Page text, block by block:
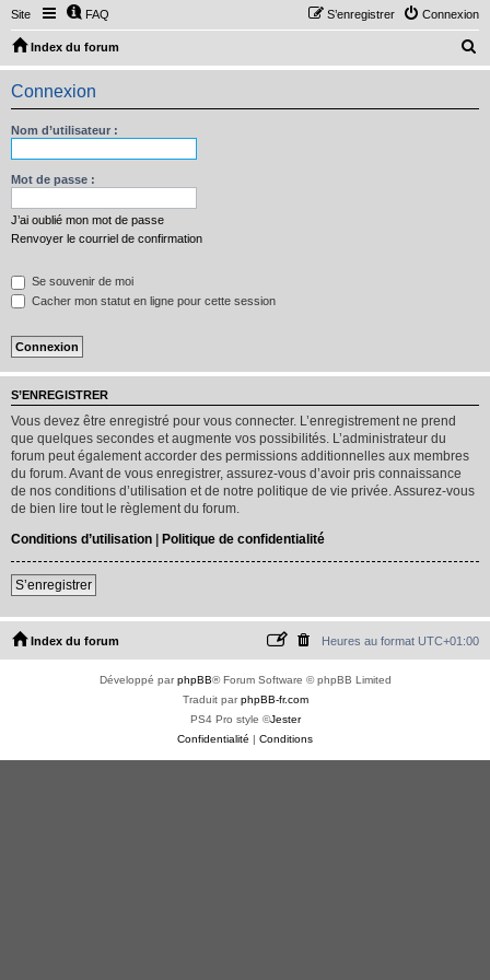
Site FAQ Connexion
S’enregistrer
Index du forum
e
Connexion
Nom d’utilisateur :
Mot de passe :
J’ai oublié mon mot de passe
Renvoyer le courriel de confirmation
Se souvenir de moi
Cacher mon statut en ligne pour cette session
S’ENREGISTRER
Vous devez être enregistré pour vous connecter. L’enregistrement ne prend
que quelques secondes et augmente vos possibilités. L’administrateur du
forum peut également accorder des permissions additionnelles aux membres
du forum. Avant de vous enregistrer, assurez-vous d’avoir pris connaissance
de nos conditions d’utilisation et de notre politique de vie privée. Assurez-vous
de bien lire tout le règlement du forum.
Conditions d’utilisation | Politique de confidentialité
S’enregistrer
Index du forum Heures au format UTC+01:00
Développé parphpBB® Forum Software © phpBB Limited
Traduit parphpBB-fr.com
PS4 Pro style ©Jester
Confidentialité | Conditions